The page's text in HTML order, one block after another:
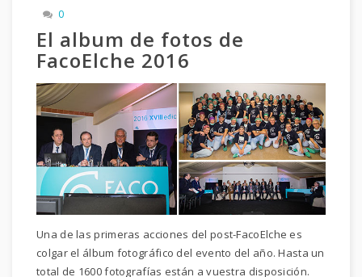
0
El album de fotos de
FacoElche 2016
Una de las primeras acciones del post-FacoElche es
colgar el álbum fotográfico del evento del año. Hasta un
total de 1600 fotografías están a vuestra disposición.